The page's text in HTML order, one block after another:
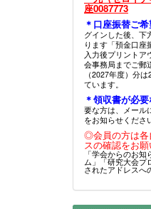
座0087773
＊口座振替ご
グインした後、下
ります「預金口座
入力後プリントア
会事務局までご郵
（2027年度）分
ています。
＊領収書が必
要な方は、メール
をお知らせくださ
◎会員の方は各
スの確認をお願
「学会からのお
ム」「研究大会プ
されたアドレスへ